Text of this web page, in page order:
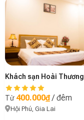
Khách sạn Hoài Thương
Từ 400.000₫/ đêm
Hội Phú, Gia Lai